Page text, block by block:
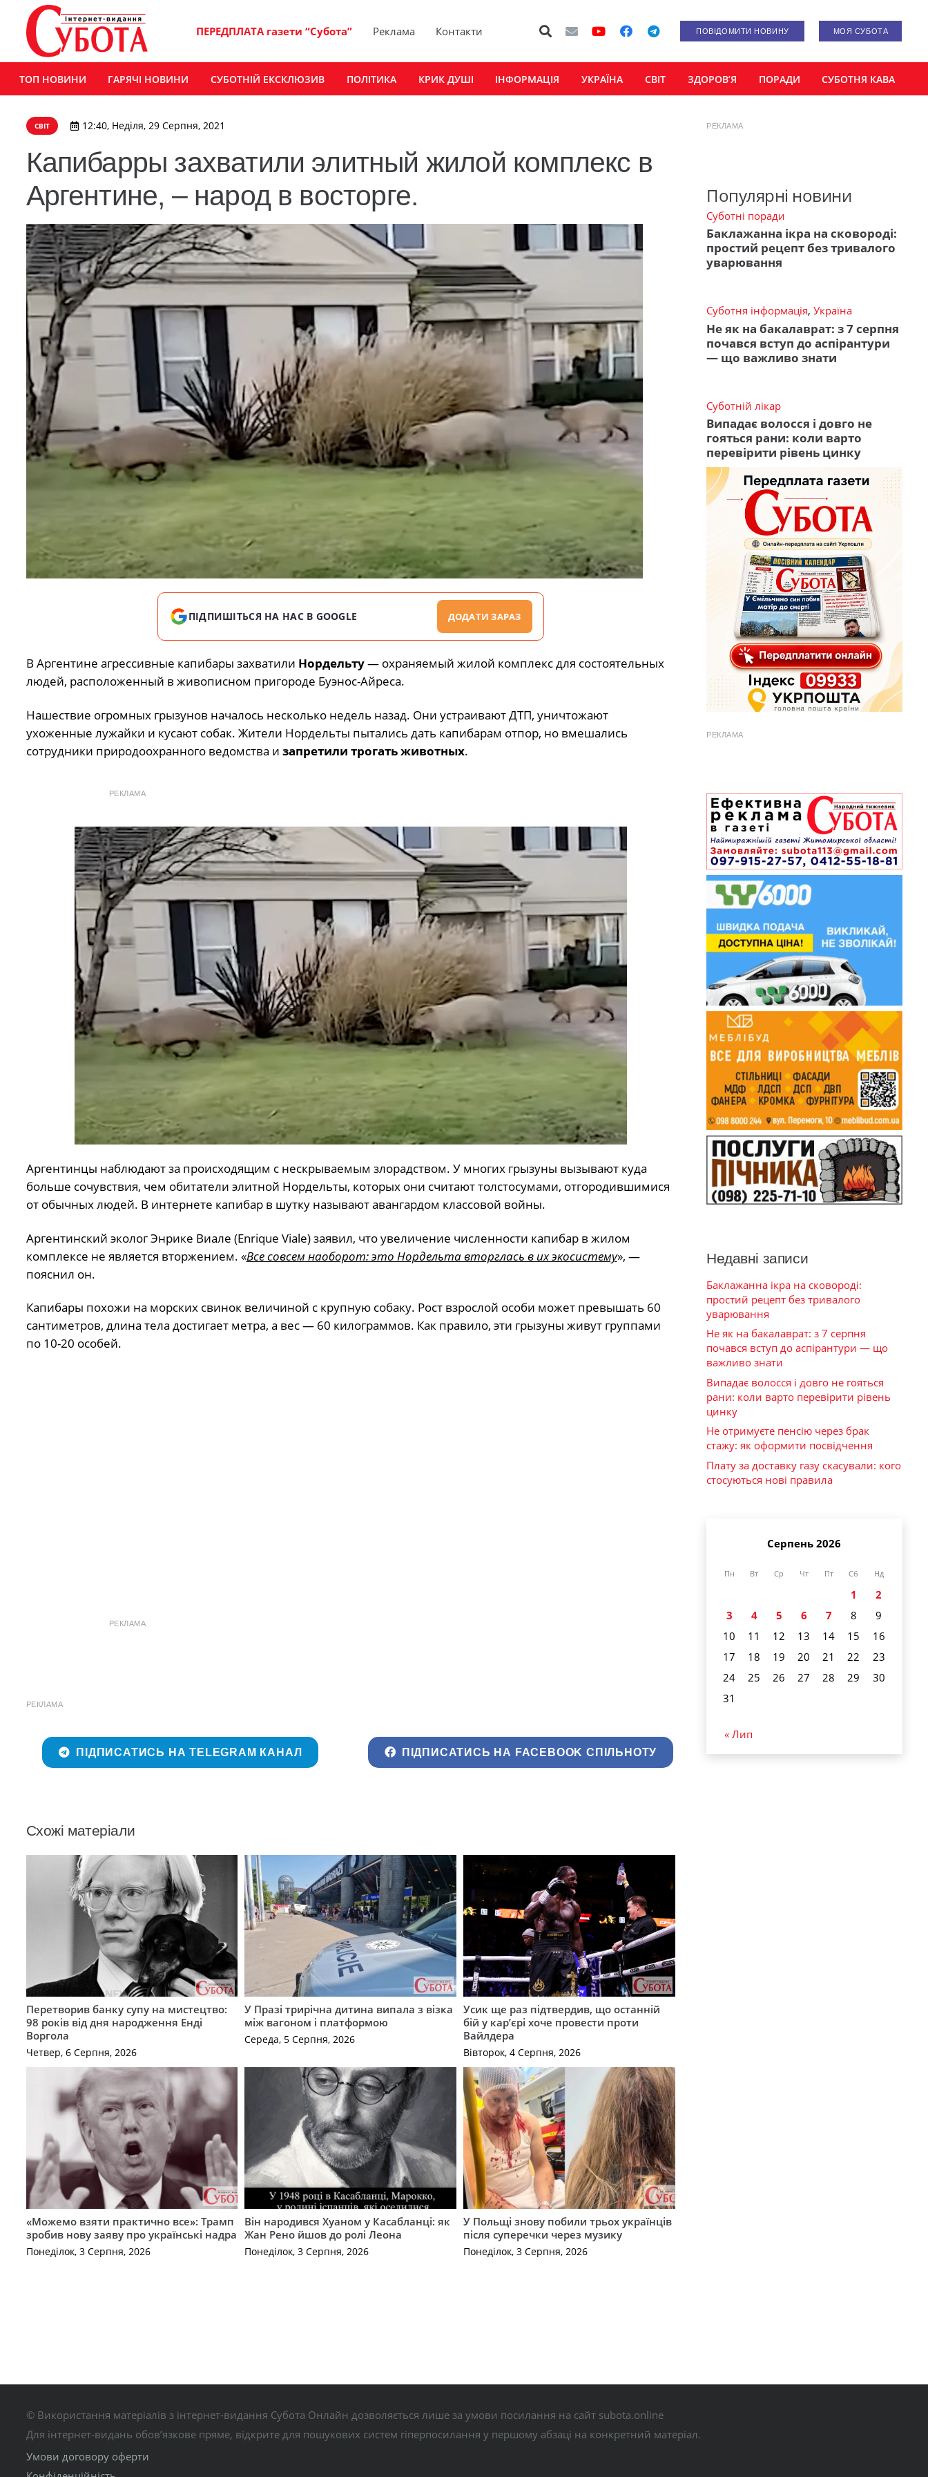
ПЕРЕДПЛАТА газети “Субота” Реклама Контакти ПОВІДОМИТИ НОВИНУ МОЯ СУБОТА
ТОП НОВИНИ ГАРЯЧІ НОВИНИ СУБОТНІЙ ЕКСКЛЮЗИВ ПОЛІТИКА КРИК ДУШІ ІНФОРМАЦІЯ УКРАЇНА СВІТ ЗДОРОВ’Я ПОРАДИ СУБОТНЯ КАВА
СВІТ 12:40, Неділя, 29 Серпня, 2021
Капибарры захватили элитный жилой комплекс в
Аргентине, – народ в восторге.
ПІДПИШІТЬСЯ НА НАС В GOOGLE ДОДАТИ ЗАРАЗ
В Аргентине агрессивные капибары захватили Нордельту— охраняемый жилой комплекс для состоятельных
людей, расположенный в живописном пригороде Буэнос-Айреса.
Нашествие огромных грызунов началось несколько недель назад. Они устраивают ДТП, уничтожают
ухоженные лужайки и кусают собак. Жители Нордельты пытались дать капибарам отпор, но вмешались
сотрудники природоохранного ведомства и запретили трогать животных.
РЕКЛАМА
Аргентинцы наблюдают за происходящим с нескрываемым злорадством. У многих грызуны вызывают куда
больше сочувствия, чем обитатели элитной Нордельты, которых они считают толстосумами, отгородившимися
от обычных людей. В интернете капибар в шутку называют авангардом классовой войны.
Аргентинский эколог Энрике Виале (Enrique Viale) заявил, что увеличение численности капибар в жилом
комплексе не является вторжением. «Все совсем наоборот: это Нордельта вторглась в их экосистему», —
пояснил он.
Капибары похожи на морских свинок величиной с крупную собаку. Рост взрослой особи может превышать 60
сантиметров, длина тела достигает метра, а вес — 60 килограммов. Как правило, эти грызуны живут группами
по 10-20 особей.
РЕКЛАМА
РЕКЛАМА
ПІДПИСАТИСЬ НА TELEGRAM КАНАЛ ПІДПИСАТИСЬ НА FACEBOOK СПІЛЬНОТУ
Схожі матеріали
Перетворив банку супу на мистецтво:
98 років від дня народження Енді
Воргола
Четвер, 6 Серпня, 2026
У Празі трирічна дитина випала з візка
між вагоном і платформою
Середа, 5 Серпня, 2026
Усик ще раз підтвердив, що останній
бій у кар’єрі хоче провести проти
Вайлдера
Вівторок, 4 Серпня, 2026
«Можемо взяти практично все»: Трамп
зробив нову заяву про українські надра
Понеділок, 3 Серпня, 2026
Він народився Хуаном у Касабланці: як
Жан Рено йшов до ролі Леона
Понеділок, 3 Серпня, 2026
У Польщі знову побили трьох українців
після суперечки через музику
Понеділок, 3 Серпня, 2026
РЕКЛАМА
Популярні новини
Суботні поради
Баклажанна ікра на сковороді:
простий рецепт без тривалого
уварювання
Суботня інформація, Україна
Не як на бакалаврат: з 7 серпня
почався вступ до аспірантури
— що важливо знати
Суботній лікар
Випадає волосся і довго не
гояться рани: коли варто
перевірити рівень цинку
РЕКЛАМА
Недавні записи
Баклажанна ікра на сковороді:
простий рецепт без тривалого
уварювання
Не як на бакалаврат: з 7 серпня
почався вступ до аспірантури — що
важливо знати
Випадає волосся і довго не гояться
рани: коли варто перевірити рівень
цинку
Не отримуєте пенсію через брак
стажу: як оформити посвідчення
Плату за доставку газу скасували: кого
стосуються нові правила
Серпень 2026
Пн Вт Ср Чт Пт Сб Нд
1
2
3
4 5 6 7 8
9
10
11 12 13 14 15
16
17
18 19 20 21 22
23
24
25 26 27 28 29
30
31
« Лип
© Використання матеріалів з інтернет-видання Субота Онлайн дозволяється лише за умови посилання на сайт subota.online
Для інтернет-видань обов’язкове пряме, відкрите для пошукових систем гіперпосилання у першому абзаці на конкретний матеріал.
Умови договору оферти